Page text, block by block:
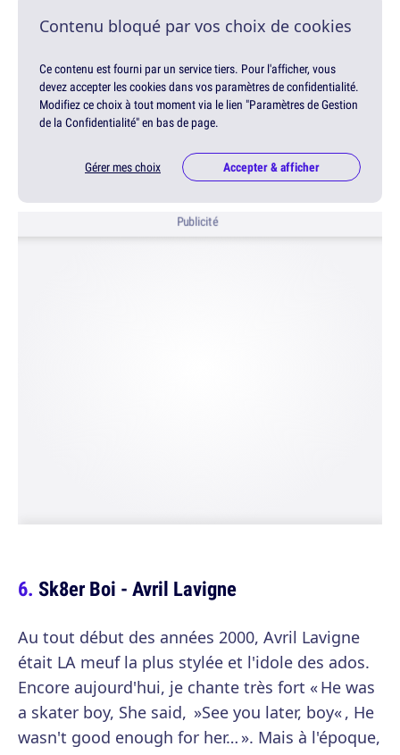
Contenu bloqué par vos choix de cookies
Ce contenu est fourni par un service tiers. Pour l'afficher, vous
devez accepter les cookies dans vos paramètres de confidentialité.
Modifiez ce choix à tout moment via le lien "Paramètres de Gestion
de la Confidentialité" en bas de page.
Gérer mes choix Accepter & afficher
Publicité
Sk8er Boi - Avril Lavigne
Au tout début des années 2000, Avril Lavigne
était LA meuf la plus stylée et l'idole des ados.
Encore aujourd'hui, je chante très fort « He was
a skater boy, She said, »See you later, boy« , He
wasn't good enough for her… ». Mais à l'époque,